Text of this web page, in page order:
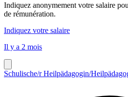
Indiquez anonymement votre salaire
de rémunération.
Indiquez votre salaire
Il y a 2 mois
Schulische/r Heilpädagogin/